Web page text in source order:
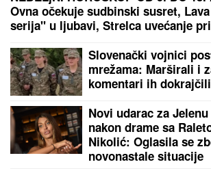
GUŽVE NA GRANICI OD RANOG
Batrovcima se čeka tri sata, kolone i